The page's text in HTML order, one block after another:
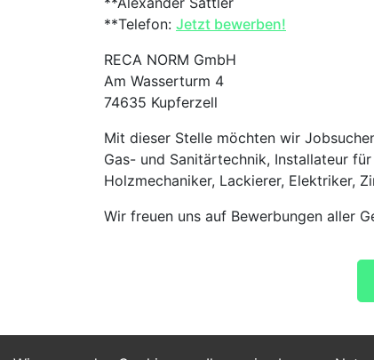
**Telefon: Jetzt bewerben!
RECA NORM GmbH
Am Wasserturm 4
74635 Kupferzell
Mit dieser Stelle möchten wir
Gas- und Sanitärtechnik, Installateur
Holzmechaniker, Lackierer, Elektriker,
Wir freuen uns auf Bewerbungen aller